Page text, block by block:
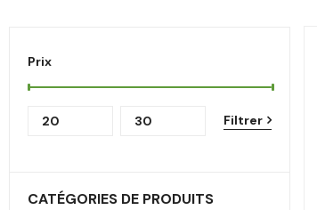
Prix
Filtrer
CATÉGORIES DE PRODUITS